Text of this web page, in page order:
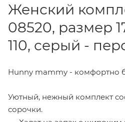
Женский
08520, размер
110, серый -
Hunny mammy - комфортно
Уютный, нежный комплект
сорочки.